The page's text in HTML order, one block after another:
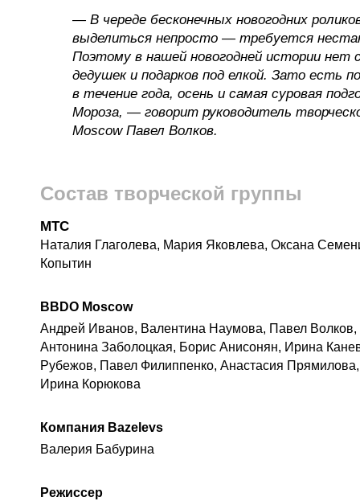
— В череде бесконечных новогодних
выделиться непросто — требуется
Поэтому в нашей новогодней истории нет
дедушек и подарков под елкой. Зато есть
в течение года, осень и самая суровая
Мороза, — говорит руководитель
Moscow Павел Волков.
Состав творческой группы
МТС
Наталия Глаголева, Мария Яковлева, Оксана
Копытин
BBDO Moscow
Андрей Иванов, Валентина Наумова, Павел
Антонина Заболоцкая, Борис Анисонян, Ирина
Рубежов, Павел Филиппенко, Анастасия
Ирина Корюкова
Компания Bazelevs
Валерия Бабурина
Режиссер